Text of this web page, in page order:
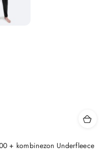
+ kombinezon Underfleece